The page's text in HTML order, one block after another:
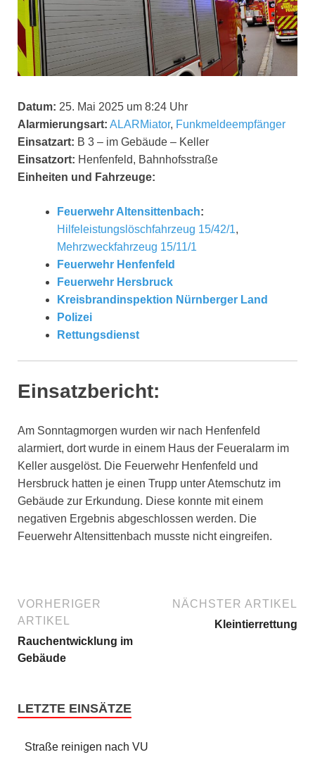
Datum: 25. Mai 2025 um 8:24 Uhr
Alarmierungsart: ALARMiator, Funkmeldeempfänger
Einsatzart: B 3 – im Gebäude – Keller
Einsatzort: Henfenfeld, Bahnhofsstraße
Einheiten und Fahrzeuge:
Feuerwehr Altensittenbach:
Hilfeleistungslöschfahrzeug 15/42/1,
Mehrzweckfahrzeug 15/11/1
Feuerwehr Henfenfeld
Feuerwehr Hersbruck
Kreisbrandinspektion Nürnberger Land
Polizei
Rettungsdienst
Einsatzbericht:
Am Sonntagmorgen wurden wir nach Henfenfeld
alarmiert, dort wurde in einem Haus der Feueralarm im
Keller ausgelöst. Die Feuerwehr Henfenfeld und
Hersbruck hatten je einen Trupp unter Atemschutz im
Gebäude zur Erkundung. Diese konnte mit einem
negativen Ergebnis abgeschlossen werden. Die
Feuerwehr Altensittenbach musste nicht eingreifen.
VORHERIGER
ARTIKEL
Rauchentwicklung im
Gebäude
NÄCHSTER ARTIKEL
Kleintierrettung
LETZTE EINSÄTZE
Straße reinigen nach VU